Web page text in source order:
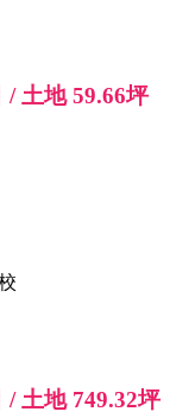
/ 土地 59.66坪
土地 749.32坪